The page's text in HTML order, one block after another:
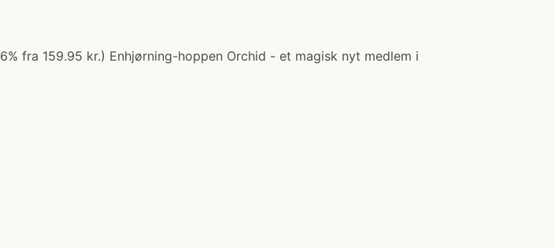
fra 159.95 kr.) Enhjørning-hoppen Orchid - et magisk nyt medlem i